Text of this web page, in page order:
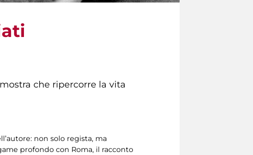
che ripercorre la vita
non solo regista, ma
profondo con Roma, il racconto